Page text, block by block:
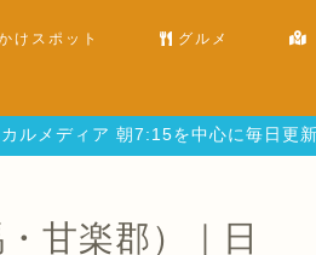
けスポット グルメ
ルメディア 朝7:15を中心に毎日更
甘楽郡）｜日